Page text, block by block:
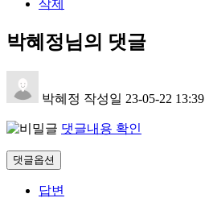
삭제
박혜정님의 댓글
박혜정 작성일 23-05-22 13:39
댓글내용 확인
댓글옵션
답변